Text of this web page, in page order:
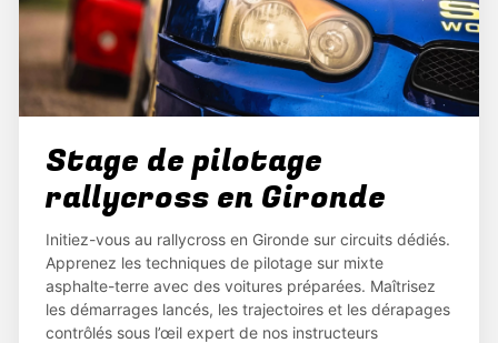
Stage de pilotage
rallycross en Gironde
Initiez-vous au rallycross en Gironde sur circuits dédiés.
Apprenez les techniques de pilotage sur mixte
asphalte-terre avec des voitures préparées. Maîtrisez
les démarrages lancés, les trajectoires et les dérapages
contrôlés sous l’œil expert de nos instructeurs